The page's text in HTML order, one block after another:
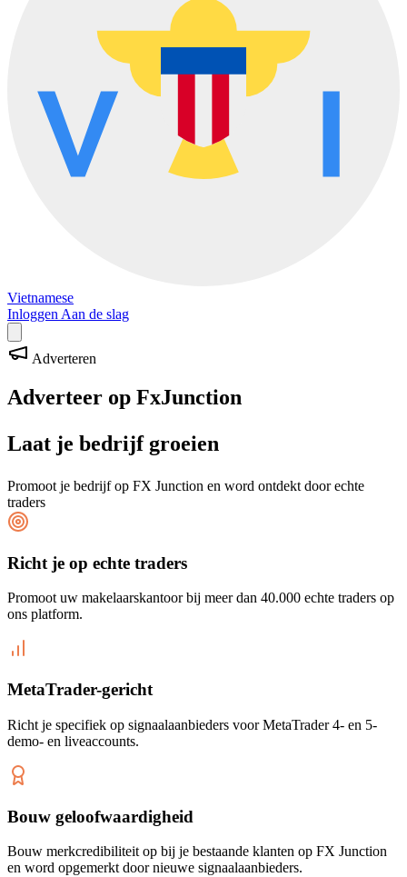
Vietnamese
Inloggen Aan de slag
Adverteren
Adverteer op FxJunction
Laat je bedrijf groeien
Promoot je bedrijf op FX Junction en word ontdekt door echte
traders
Richt je op echte traders
Promoot uw makelaarskantoor bij meer dan 40.000 echte traders op
ons platform.
MetaTrader-gericht
Richt je specifiek op signaalaanbieders voor MetaTrader 4- en 5-
demo- en liveaccounts.
Bouw geloofwaardigheid
Bouw merkcredibiliteit op bij je bestaande klanten op FX Junction
en word opgemerkt door nieuwe signaalaanbieders.